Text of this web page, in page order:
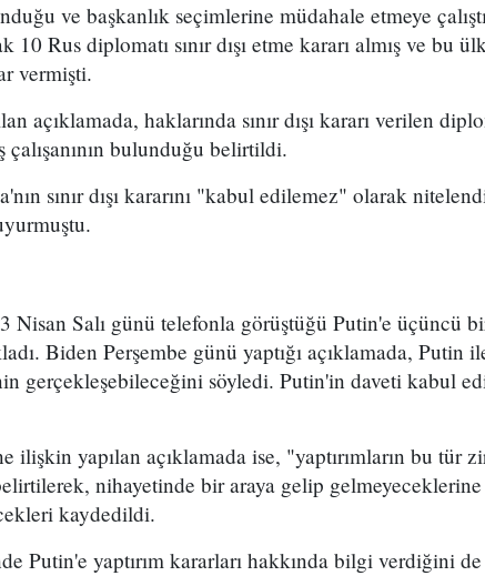
ve başkanlık seçimlerine müdahale etmeye
Rus diplomatı sınır dışı etme kararı almış ve bu
vermişti.
açıklamada, haklarında sınır dışı kararı verilen
çalışanının bulunduğu belirtildi.
sınır dışı kararını "kabul edilemez" olarak
Nisan Salı günü telefonla görüştüğü Putin'e üçüncü
Biden Perşembe günü yaptığı açıklamada, Putin
gerçekleşebileceğini söyledi. Putin'in daveti kabul
yapılan açıklamada ise, "yaptırımların bu tür
nihayetinde bir araya gelip
kaydedildi.
Putin'e yaptırım kararları hakkında bilgi verdiğini de